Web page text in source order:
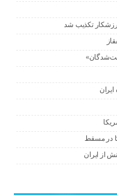
تکذیب شد
در مسقط
از ایران